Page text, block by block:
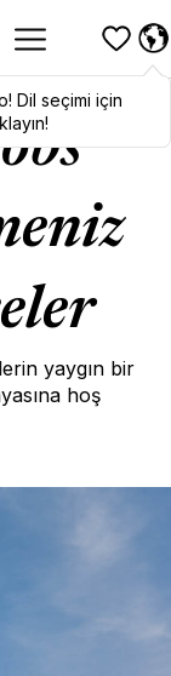
! To switch
here!
! Dil seçimi için
yaygın bir
hoş